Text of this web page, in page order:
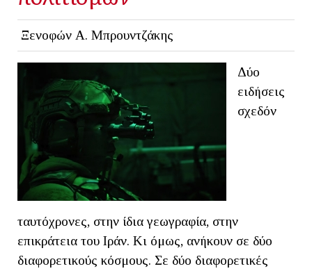
Ξενοφών Α. Μπρουντζάκης
Δύο
ειδήσεις
σχεδόν
ταυτόχρονες, στην ίδια γεωγραφία, στην
επικράτεια του Ιράν. Κι όμως, ανήκουν σε δύο
διαφορετικούς κόσμους. Σε δύο διαφορετικές